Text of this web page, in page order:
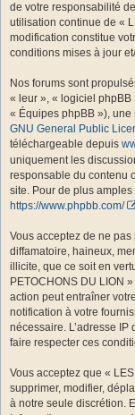
de votre responsabilité
utilisation continue de «
modification constitue
conditions mises à jour
Nos forums sont
« leur », « logiciel phpBB
« Équipes phpBB »),
GNU General Public
téléchargeable depuis
uniquement les
responsable du contenu
site. Pour de plus
https://www.phpbb.com/
Vous acceptez de ne
diffamatoire, haineux,
illicite, que ce soit en
PETOCHONS DU LION
action peut entraîner
notification à votre
nécessaire. L’adresse
faire respecter ces
Vous acceptez que «
supprimer, modifier,
à notre seule discrétion.